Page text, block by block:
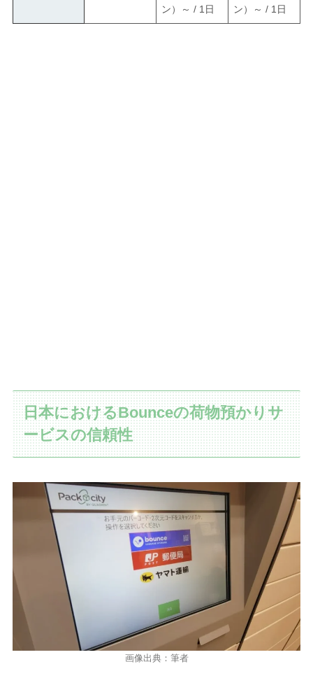
ン）～ / 1日
ン）～ / 1日
日本におけるBounceの荷物預かりサ
ービスの信頼性
画像出典：筆者